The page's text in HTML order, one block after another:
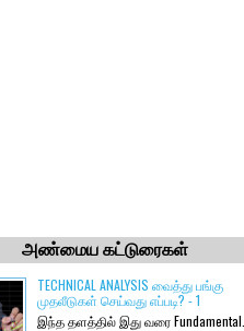
அண்மைய கட்டுரைகள்
TECHNICAL ANALYSIS வைத்து பங்கு
முதலீடுகள் செய்வது எப்படி? - 1
இந்த தளத்தில் இது வரை Fundamental...